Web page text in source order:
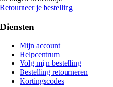
Retourneer je bestelling
Diensten
Mijn account
Helpcentrum
Volg mijn bestelling
Bestelling retourneren
Kortingscodes